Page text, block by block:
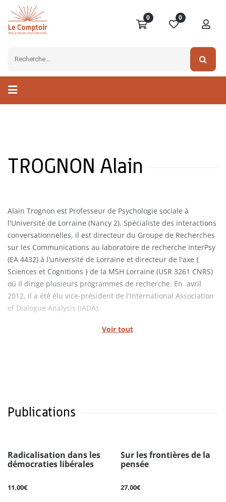
0 0
TROGNON Alain
Voir tout
Alain Trognon est Professeur de Psychologie sociale à
l'Université de Lorraine (Nancy 2). Spécialiste des interactions
conversationnelles, il est directeur du Groupe de Recherches
sur les Communications au laboratoire de recherche InterPsy
(EA 4432) à l'université de Lorraine et directeur de l'axe {
Sciences et Cognitions } de la MSH Lorraine (USR 3261 CNRS)
où il dirige plusieurs programmes de recherche. En avril
2012, il a été élu vice-président de l'International Association
of Dialogue Analysis (IADA).
Publications
Radicalisation dans les
démocraties libérales
11.00€
Sur les frontières de la
pensée
27.00€